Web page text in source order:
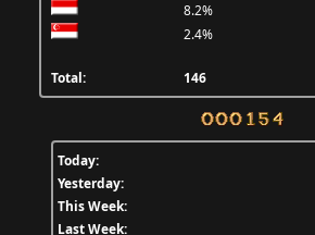
8.2%
2.4%
Total: 146
Today:
Yesterday:
This Week:
Last Week: